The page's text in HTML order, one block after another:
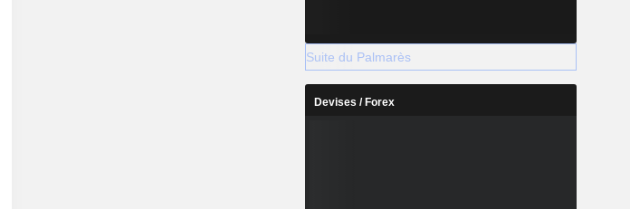
Suite du Palmarès
Devises / Forex